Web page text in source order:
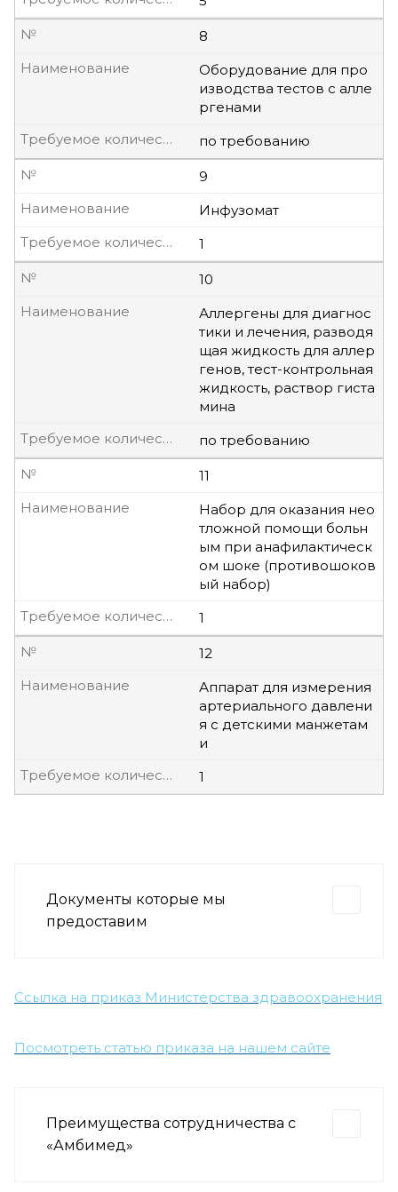
8
№
Оборудование для про
изводства тестов с алле
ргенами
Наименование
по требованию
Требуемое количество, шт.
9
№
Инфузомат
Наименование
1
Требуемое количество, шт.
10
№
Аллергены для диагнос
тики и лечения, разводя
щая жидкость для аллер
генов, тест-контрольная
жидкость, раствор гиста
мина
Наименование
по требованию
Требуемое количество, шт.
11
№
Набор для оказания нео
тложной помощи больн
ым при анафилактическ
ом шоке (противошоков
ый набор)
Наименование
1
Требуемое количество, шт.
12
№
Аппарат для измерения
артериального давлени
я с детскими манжетам
и
Наименование
1
Требуемое количество, шт.
Документы которые мы
предоставим
Ссылка на приказ Министерства здравоохранения
Посмотреть статью приказа на нашем сайте
Преимущества сотрудничества с
«Амбимед»